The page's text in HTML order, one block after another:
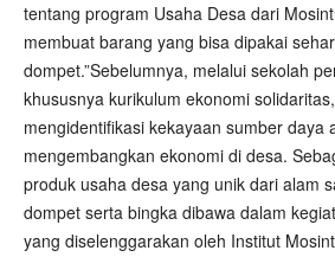
tentang program Usaha Desa dari
membuat barang yang bisa dipakai
dompet.”Sebelumnya, melalui sekolah
khususnya kurikulum ekonomi
mengidentifikasi kekayaan sumber daya
mengembangkan ekonomi di desa.
produk usaha desa yang unik dari alam
dompet serta bingka dibawa dalam
yang diselenggarakan oleh Institut